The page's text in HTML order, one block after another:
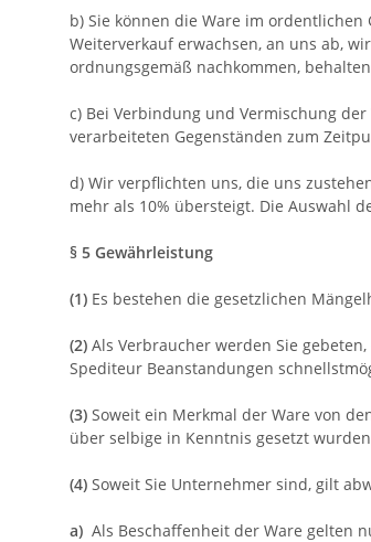
b) Sie können die Ware im
Weiterverkauf erwachsen, an uns ab,
ordnungsgemäß nachkommen,
c) Bei Verbindung und Vermischung
verarbeiteten Gegenständen zum
d) Wir verpflichten uns, die uns
mehr als 10% übersteigt. Die Auswahl
§ 5 Gewährleistung
(1) Es bestehen die gesetzlichen
(2) Als Verbraucher werden Sie
Spediteur Beanstandungen
(3) Soweit ein Merkmal der Ware von
über selbige in Kenntnis gesetzt
(4) Soweit Sie Unternehmer sind, gilt
a) Als Beschaffenheit der Ware gelten